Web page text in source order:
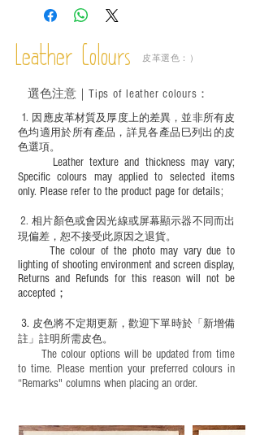
－ 植鞣皮革容易受環境、使用程度等產生
成後定期在皮面塗上皮革專用清潔劑及貂
鼠油等；
適合六歲以下兒童使用；六至十二歲兒童
必須由成年人陪同下使用並應小心處理。
Leather Colours 皮革選色：）
1. ​ 因應皮革材質及厚度上的差異，並非所有皮
色均適用於所有產品，詳見各產品巳列出的皮
色選項。
Leather texture and thickness may vary;
Specific colours may applied to selected items
only. Please refer to the product page for details;
​2.相片顏色或會因光線或屏幕顯示器不同而出
現偏差，恕不接受此原因之退貨。
The colour of the photo may vary due to
lighting of shooting environment and screen display,
Returns and Refunds for this reason will not be
accepted；
3. 皮色將不定期更新，歡迎下單時於「新增備
註」註明 所需皮色。
The colour options will be updated from time
to time. Please mention your preferred colours in
“Remarks" columns when placing an order.
選色注意｜ Tips of leather colours ：